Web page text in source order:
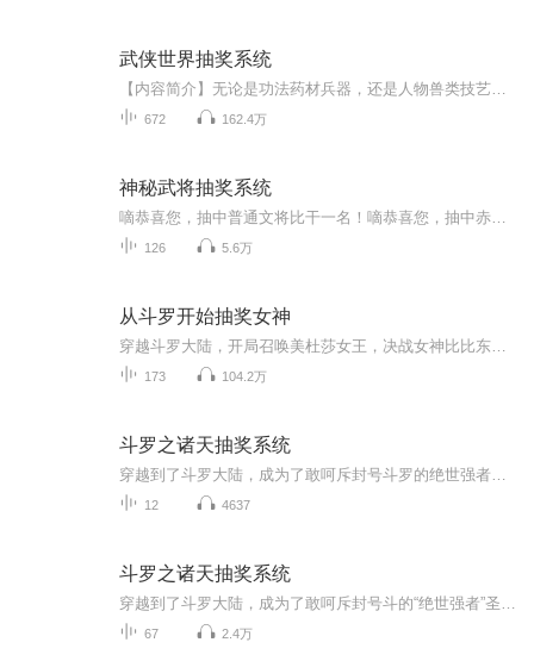
武侠世界抽奖系统
672 162.4万
神秘武将抽奖系统
126 5.6万
从斗罗开始抽奖女神
173 104.2万
斗罗之诸天抽奖系统
12 4637
斗罗之诸天抽奖系统
67 2.4万